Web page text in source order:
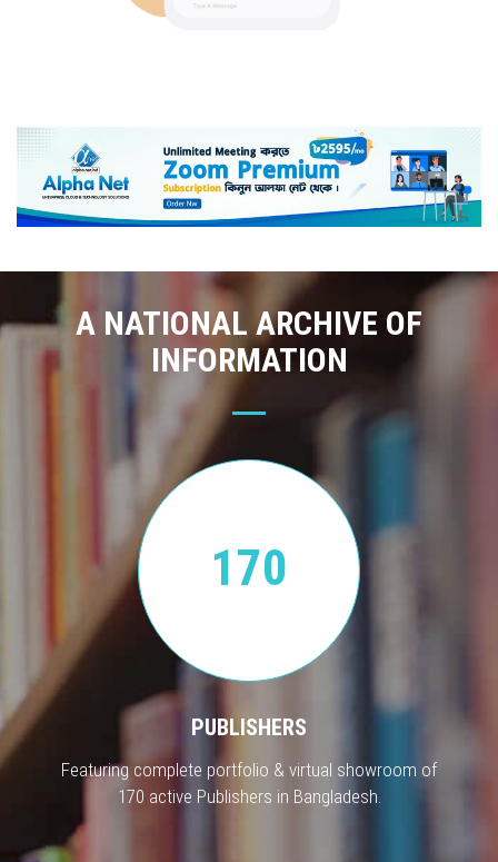
A NATIONAL ARCHIVE OF
INFORMATION
170
PUBLISHERS
Featuring complete portfolio & virtual showroom of
170 active Publishers in Bangladesh.